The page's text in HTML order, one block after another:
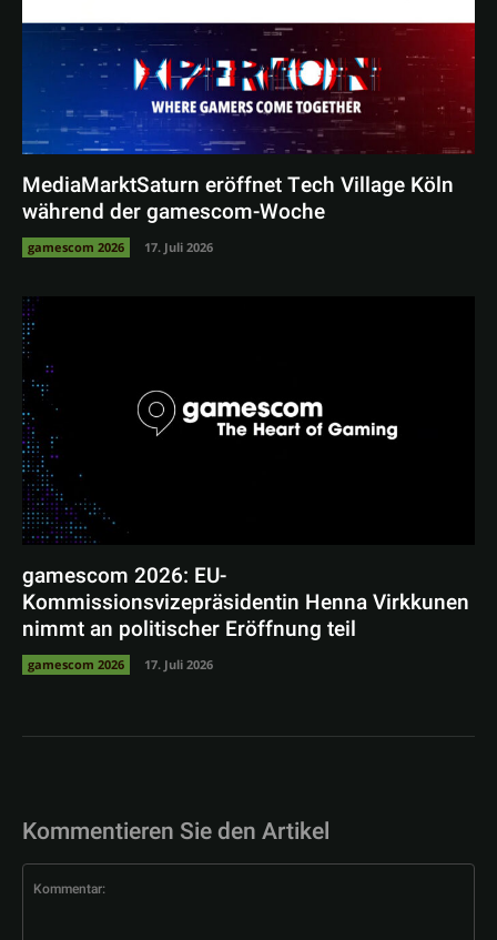
MediaMarktSaturn eröffnet Tech Village Köln
während der gamescom-Woche
gamescom 2026 17. Juli 2026
gamescom 2026: EU-
Kommissionsvizepräsidentin Henna Virkkunen
nimmt an politischer Eröffnung teil
gamescom 2026 17. Juli 2026
Kommentieren Sie den Artikel